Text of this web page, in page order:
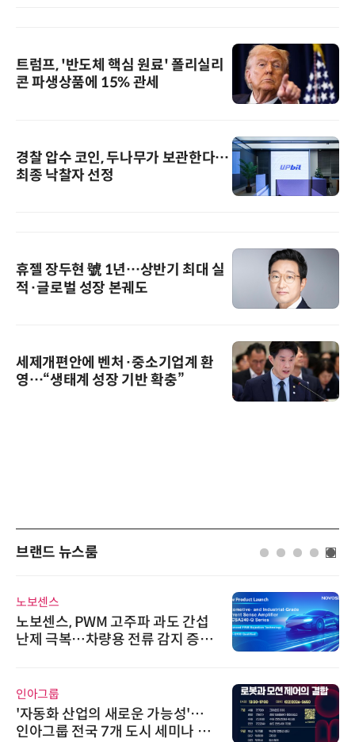
트럼프, '반도체 핵심 원료' 폴리실리
콘 파생상품에 15% 관세
경찰 압수 코인, 두나무가 보관한다…
최종 낙찰자 선정
휴젤 장두현 號 1년…상반기 최대 실
적·글로벌 성장 본궤도
세제개편안에 벤처·중소기업계 환
영…“생태계 성장 기반 확충”
브랜드 뉴스룸
노보센스
노보센스, PWM 고주파 과도 간섭
난제 극복…차량용 전류 감지 증폭
인아그룹
'자동화 산업의 새로운 가능성'…
인아그룹 전국 7개 도시 세미나 페